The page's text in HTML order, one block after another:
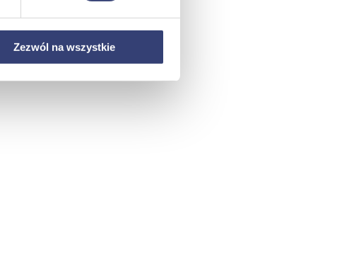
Zezwól na wszystkie